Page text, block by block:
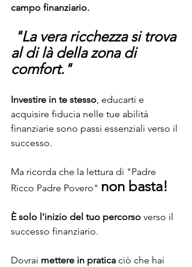
campo finanziario.
al di là della zona di
comfort."
Investire in te stesso, educarti e
acquisire fiducia nelle tue abilità
finanziarie sono passi essenziali verso il
successo.
Ma ricorda che la lettura di "Padre
Ricco Padre Povero" non basta!
È solo l'inizio del tuo percorso verso il
successo finanziario.
Dovrai mettere in pratica ciò che hai